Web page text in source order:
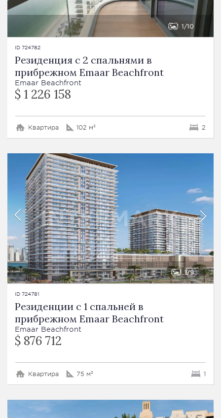
1 10
ID 724782
Резиденция с 2 спальнями в
прибрежном Emaar Beachfront
Emaar Beachfront
$ 1 226 158
Квартира 102 м² 2
1 9
ID 724781
Резиденции с 1 спальней в
прибрежном Emaar Beachfront
Emaar Beachfront
$ 876 712
Квартира 75 м² 1